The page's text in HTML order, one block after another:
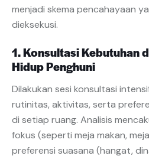
menjadi skema pencahayaan
dieksekusi.
1. Konsultasi Kebutuhan
Hidup Penghuni
Dilakukan sesi konsultasi
rutinitas, aktivitas, serta
di setiap ruang. Analisis
fokus (seperti meja makan,
preferensi suasana (hangat,